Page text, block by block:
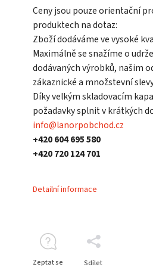
Ceny jsou pouze orientační
produktech na dotaz:
Zboží dodáváme ve vysoké
Maximálně se snažíme o
dodávaných výrobků, našim
zákaznické a množstevní
Díky velkým skladovacím
požadavky splnit v krátkých
info@lanorpobchod.cz
+420 604 695 580
+420 720 124 701
Detailní informace
Zeptat se Sdílet